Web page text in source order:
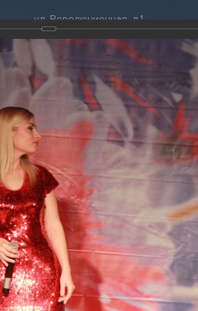
ул. Революционная, д.1
gelendzhik@mo.krasnodar.ru
Администрация Руководители
задачи и функции
данных
информация
реформа
коррупции
организации
информация
служба
ДУМА
(38 фото)